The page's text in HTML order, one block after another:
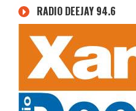
RADIO DEEJAY 94.6